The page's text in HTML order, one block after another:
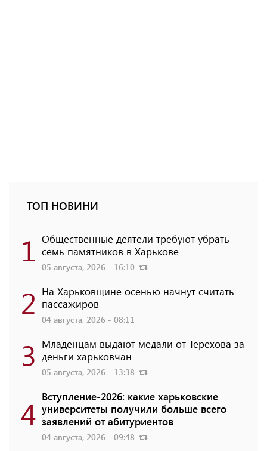
ТОП НОВИНИ
1 Общественные деятели требуют убрать
семь памятников в Харькове
05 августа, 2026 - 16:10
2 На Харьковщине осенью начнут считать
пассажиров
04 августа, 2026 - 08:11
3 Младенцам выдают медали от Терехова за
деньги харьковчан
05 августа, 2026 - 13:38
4 Вступление-2026: какие харьковские
университеты получили больше всего
заявлений от абитуриентов
04 августа, 2026 - 09:48